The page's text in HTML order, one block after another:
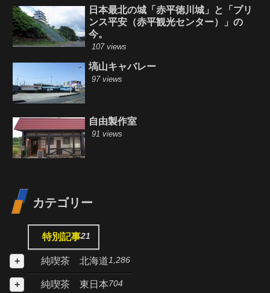
日本最北の城「赤平徳川城」と「プリ
ンス平安（赤平観光センター）」の
今。
107 views
塙山キャバレー
97 views
自由製作室
91 views
カテゴリー
特別記事21
純喫茶 北海道1,286
純喫茶 東日本704